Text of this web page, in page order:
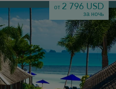
от 2 796 USD
за ночь